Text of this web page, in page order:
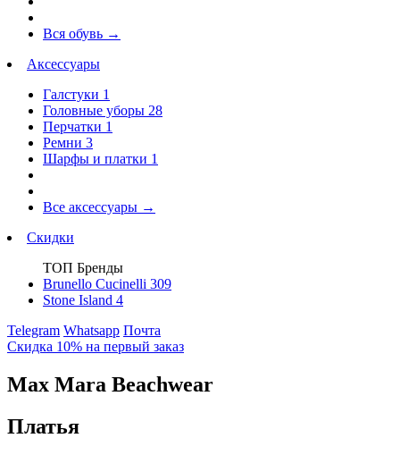
Вся обувь →
Аксессуары
Галстуки 1
Головные уборы 28
Перчатки 1
Ремни 3
Шарфы и платки 1
Все аксессуары →
Скидки
ТОП Бренды
Brunello Cucinelli 309
Stone Island 4
Telegram Whatsapp Почта
Скидка 10% на первый заказ
Max Mara Beachwear
Платья